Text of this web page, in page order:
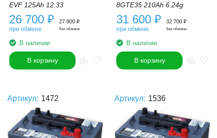
EVF 125Ah 12.33
26 700 ₽
при обмене
27 800 ₽
без обмена
В наличии
В корзину
8GTE35 210Ah 6.24g
31 600 ₽
при обмене
32 700 ₽
без обмена
В наличии
В корзину
Артикул: 1472 Артикул: 1536